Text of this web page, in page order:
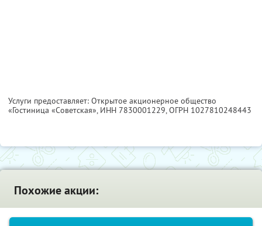
Услуги предоставляет: Открытое акционерное общество
«Гостиница «Советская», ИНН 7830001229, ОГРН 1027810248443
Похожие акции: